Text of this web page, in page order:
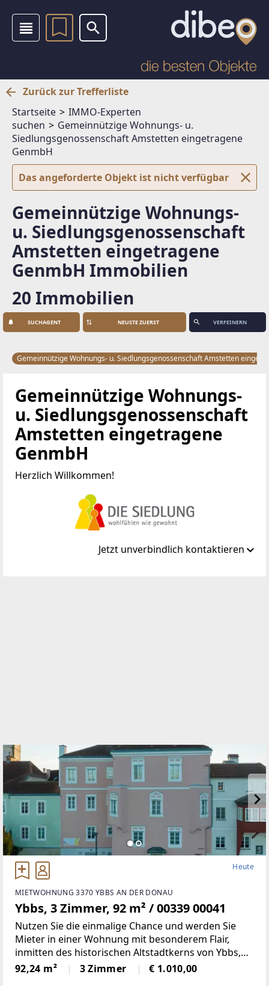
Zurück zur Trefferliste
Startseite
IMMO-Experten
suchen
Gemeinnützige Wohnungs- u.
Siedlungsgenossenschaft Amstetten eingetragene
GenmbH
Das angeforderte Objekt ist nicht verfügbar
Gemeinnützige Wohnungs-
u. Siedlungsgenossenschaft
Amstetten eingetragene
GenmbH Immobilien
20 Immobilien
SUCHAGENT VERFEINERN
Gemeinnützige Wohnungs- u. Siedlungsgenossenschaft Amstetten
Gemeinnützige Wohnungs-
u. Siedlungsgenossenschaft
Amstetten eingetragene
GenmbH
Herzlich Willkommen!
Jetzt unverbindlich kontaktieren
Heute
MIETWOHNUNG 3370 YBBS AN DER DONAU
Ybbs, 3 Zimmer, 92 m² / 00339 00041
Nutzen Sie die einmalige Chance und werden Sie
Mieter in einer Wohnung mit besonderem Flair,
inmitten des historischen Altstadtkerns von Ybbs,
mit Blick auf die Donau.Dieses historische Objekt in
der Kirchengasse 6 beherbergte in der
92,24 m² 3 Zimmer € 1.010,00